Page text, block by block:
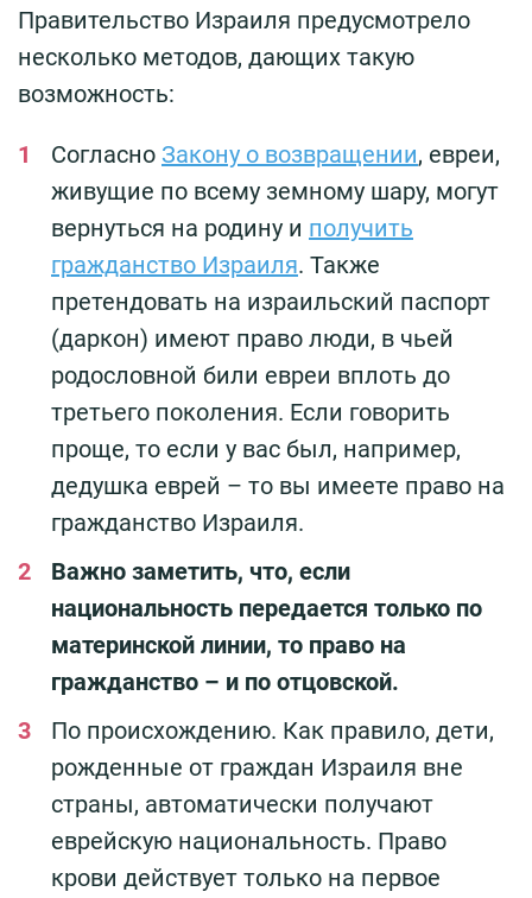
Правительство Израиля предусмотрело
несколько методов, дающих такую
возможность:
Согласно Закону о возвращении, евреи,
живущие по всему земному шару, могут
вернуться на родину и получить
гражданство Израиля. Также
претендовать на израильский паспорт
(даркон) имеют право люди, в чьей
родословной били евреи вплоть до
третьего поколения. Если говорить
проще, то если у вас был, например,
дедушка еврей – то вы имеете право на
гражданство Израиля.
Важно заметить, что, если
национальность передается только по
материнской линии, то право на
гражданство – и по отцовской.
По происхождению. Как правило, дети,
рожденные от граждан Израиля вне
страны, автоматически получают
еврейскую национальность. Право
крови действует только на первое